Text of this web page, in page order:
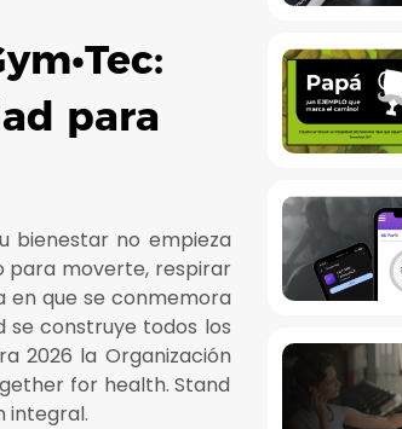
para
bienestar no empieza
para moverte, respirar
en que se conmemora
se construye todos los
2026 la Organización
for health. Stand
integral.